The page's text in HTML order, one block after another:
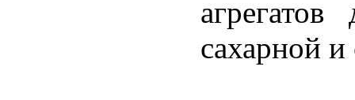
сахарной